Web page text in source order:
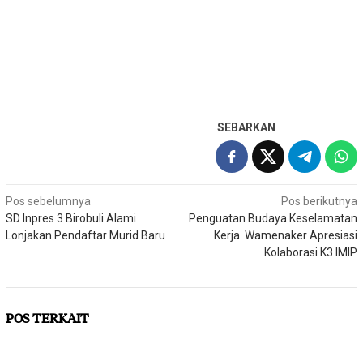
SEBARKAN
Navigasi
pos
Pos sebelumnya
SD Inpres 3 Birobuli Alami
Lonjakan Pendaftar Murid Baru
Pos berikutnya
Penguatan Budaya Keselamatan
Kerja. Wamenaker Apresiasi
Kolaborasi K3 IMIP
POS TERKAIT